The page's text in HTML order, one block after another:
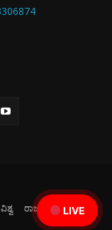
LIVE
ವಿಶ್ವ ರಾಜಕೀಯ
ಕ್ರೀಡೆ